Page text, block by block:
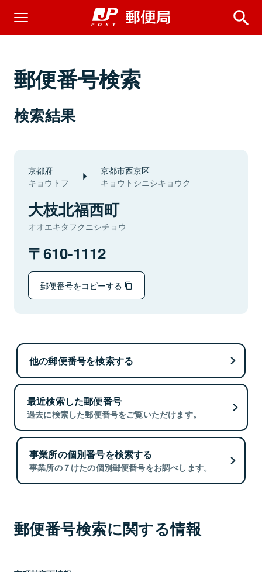
郵便番号検索
検索結果
京都府
キョウトフ
京都市西京区
キョウトシニシキョウク
大枝北福西町
オオエキタフクニシチョウ
610-1112
郵便番号をコピーする
他の郵便番号を検索する
最近検索した郵便番号
過去に検索した郵便番号をご覧いただけます。
事業所の個別番号を検索する
事業所の７けたの個別郵便番号をお調べします。
郵便番号検索に関する情報